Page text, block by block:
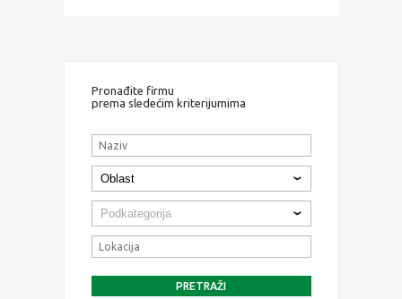
Pronađite firmu
prema sledećim kriterijumima